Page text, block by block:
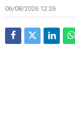
06/08/2026 12:26